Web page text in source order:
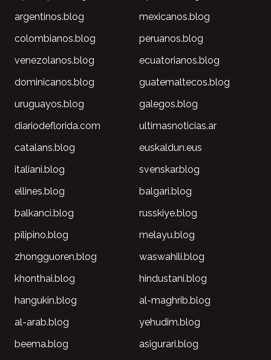
argentinos.blog
mexicanos.blog
colombianos.blog
peruanos.blog
venezolanos.blog
ecuatorianos.blog
dominicanos.blog
guatemaltecos.blog
uruguayos.blog
galegos.blog
diariodeflorida.com
ultimasnoticias.ar
catalans.blog
euskaldun.eus
italiani.blog
svenskar.blog
ellines.blog
balgari.blog
balkanci.blog
russkiye.blog
pilipino.blog
melayu.blog
zhongguoren.blog
waswahili.blog
khonthai.blog
hindustani.blog
hangukin.blog
al-maghrib.blog
al-arab.blog
yehudim.blog
beema.blog
asigurari.blog